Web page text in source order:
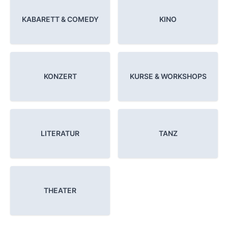
KABARETT & COMEDY KINO
KONZERT KURSE & WORKSHOPS
LITERATUR TANZ
THEATER